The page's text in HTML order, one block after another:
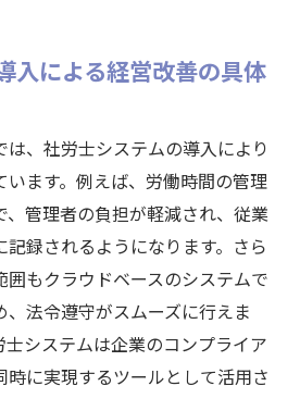
入による経営改善の具体
、社労士システムの導入により
ます。例えば、労働時間の管理
管理者の負担が軽減され、従業
録されるようになります。さら
囲もクラウドベースのシステムで
法令遵守がスムーズに行えま
システムは企業のコンプライア
時に実現するツールとして活用さ